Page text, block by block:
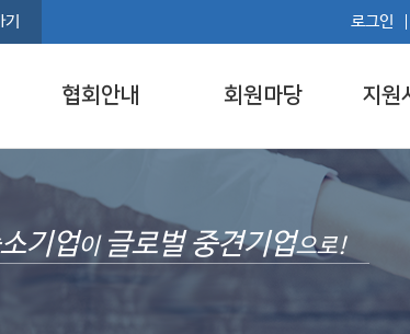
협회안내 회원마당 지원
로그인
기업이 글로벌 중견기업으로!